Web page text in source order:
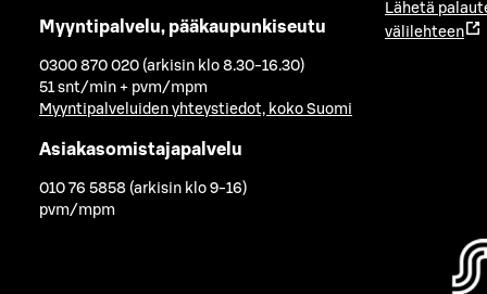
Myyntipalvelu, pääkaupunkiseutu
0300 870 020 (arkisin klo 8.30-16.30)
51 snt/min + pvm/mpm
Myyntipalveluiden yhteystiedot, koko Suomi
Asiakasomistajapalvelu
010 76 5858 (arkisin klo 9-16)
pvm/mpm
Lähetä
välilehteen